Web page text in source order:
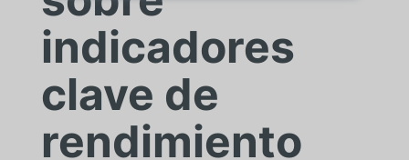
indicadores
clave de
rendimiento